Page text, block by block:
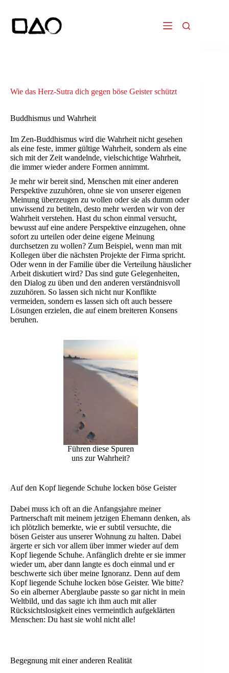
springen
Wie das Herz-Sutra dich gegen böse Geister schützt
Buddhismus und Wahrheit
Im Zen-Buddhismus wird die Wahrheit nicht gesehen
als eine feste, immer gültige Wahrheit, sondern als eine
sich mit der Zeit wandelnde, vielschichtige Wahrheit,
die immer wieder andere Formen annimmt.
Je mehr wir bereit sind, Menschen mit einer anderen
Perspektive zuzuhören, ohne sie von unserer eigenen
Meinung überzeugen zu wollen oder sie als dumm oder
unwissend zu betiteln, desto mehr werden wir von der
Wahrheit verstehen. Hast du schon einmal versucht,
bewusst auf eine andere Perspektive einzugehen, ohne
sofort zu urteilen oder deine eigene Meinung
durchsetzen zu wollen? Zum Beispiel, wenn man mit
Kollegen über die nächsten Projekte der Firma spricht.
Oder wenn in der Familie über die Verteilung häuslicher
Arbeit diskutiert wird? Das sind gute Gelegenheiten,
den Dialog zu üben und den anderen verständnisvoll
zuzuhören. So lassen sich nicht nur Konflikte
vermeiden, sondern es lassen sich oft auch bessere
Lösungen erzielen, die auf einem breiteren Konsens
beruhen.
Führen diese Spuren
uns zur Wahrheit?
Auf den Kopf liegende Schuhe locken böse Geister
Dabei muss ich oft an die Anfangsjahre meiner
Partnerschaft mit meinem jetzigen Ehemann denken, als
ich plötzlich bemerkte, wie er subtil versuchte, die
bösen Geister aus unserer Wohnung zu halten. Dabei
ärgerte er sich vor allem über immer wieder auf dem
Kopf liegende Schuhe. Anfänglich drehte er sie immer
wieder um, aber dann langte es doch einmal und er
beschwerte sich über meine Ignoranz. Denn auf dem
Kopf liegende Schuhe locken böse Geister. Wie bitte?
So ein alberner Aberglaube passte so gar nicht in mein
Weltbild, und das sagte ich ihm auch mit aller
Rücksichtslosigkeit eines vermeintlich aufgeklärten
Menschen: Du hast sie wohl nicht alle!
Begegnung mit einer anderen Realität